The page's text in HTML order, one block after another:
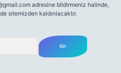
adresine bildirmeniz halinde,
sitemizden kaldırılacaktır.